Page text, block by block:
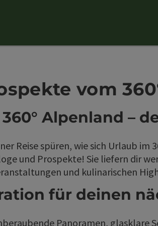
vom
Alpenland –
Reise spüren, wie sich Urlaub
und Prospekte! Sie liefern dir
und kulinarischen
für deinen
Panoramen, glasklare